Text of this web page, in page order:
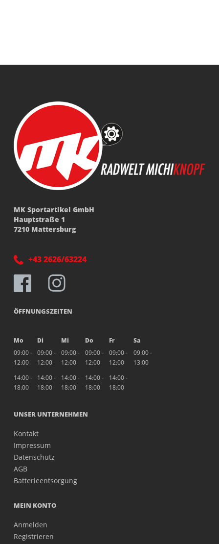
MK Sportartikel GmbH
Hauptstraße 1
7210 Mattersburg
+43 2626/63224
ÖFFNUNGSZEITEN
Mo Di Mi Do Fr
Sa
09:00 -
12:00
09:00 -
12:00
09:00 -
12:00
09:00 -
12:00
09:00 -
12:00
09:00 -
13:00
14:00 -
18:00
14:00 -
18:00
14:00 -
18:00
14:00 -
18:00
14:00 -
18:00
UNSER UNTERNEHMEN
Kontakt
Impressum
Datenschutz
AGB
Batterieentsorgung
MEIN KONTO
Anmelden
Registrieren